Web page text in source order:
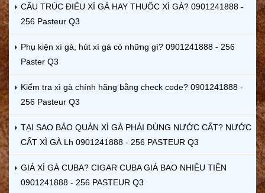
CẤU TRÚC ĐIẾU XÌ GÀ HAY THUỐC XÌ GÀ? 0901241888 -
256 Pasteur Q3
Phụ kiện xì gà, hút xì gà có những gì? 0901241888 - 256
Paster Q3
Kiểm tra xì gà chính hãng bằng check code? 0901241888 -
256 Pasteur Q3
TẠI SAO BẢO QUẢN XÌ GÀ PHẢI DÙNG NƯỚC CẤT? NƯỚC
CẤT XÌ GÀ Lh 0901241888 - 256 PASTEUR Q3
GIÁ XÌ GÀ CUBA? CIGAR CUBA GIÁ BAO NHIÊU TIỀN
0901241888 - 256 PASTEUR Q3